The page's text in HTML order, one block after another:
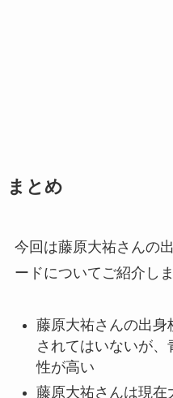
まとめ
今回は藤原大祐さんの
ードについてご紹介しま
藤原大祐さんの出身
されてはいないが
性が高い
藤原大祐さんは現在